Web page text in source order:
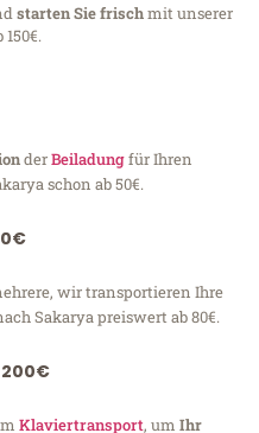
starten Sie frischmit unserer
150€.
derBeiladungfür Ihren
schon ab 50€.
wir transportieren Ihre
Sakarya preiswert ab 80€.
200€
Klaviertransport, um Ihr